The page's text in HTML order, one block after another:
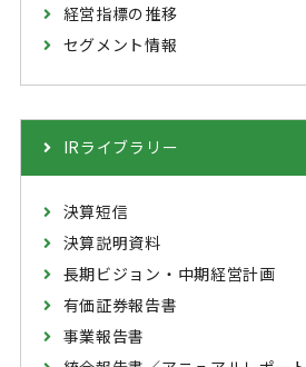
経営指標の推移
セグメント情報
IRライブラリー
決算短信
決算説明資料
長期ビジョン・中期経営計画
有価証券報告書
事業報告書